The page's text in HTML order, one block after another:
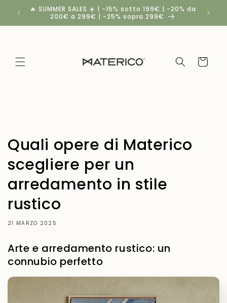
direttamente
ai contenuti
🔥 SUMMER SALES ☀️ | -15% sotto 199€ | -20% da
200€ a 299€ | -25% sopra 299€
Carrello
Quali opere di Materico
scegliere per un
arredamento in stile
rustico
21 MARZO 2025
Arte e arredamento rustico: un
connubio perfetto